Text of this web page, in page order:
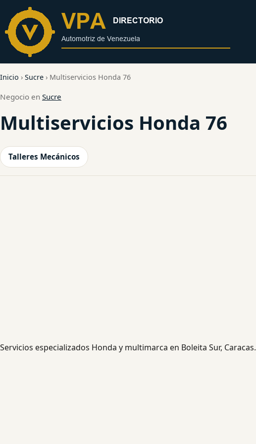
contenido
Inicio › Sucre › Multiservicios Honda 76
Negocio en Sucre
Multiservicios Honda 76
Talleres Mecánicos
Servicios especializados Honda y multimarca en Boleita Sur, Caracas.